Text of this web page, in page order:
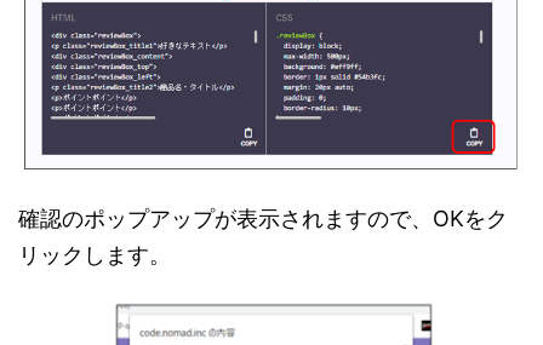
確認のポップアップが表示されますので、OKをク
リックします。